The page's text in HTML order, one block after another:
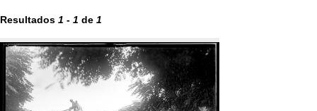
Resultados 1 - 1 de 1